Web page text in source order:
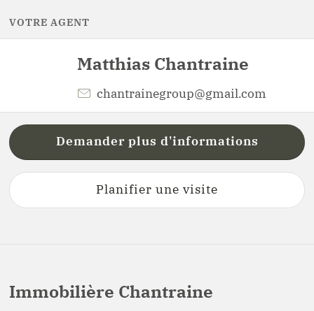
VOTRE AGENT
Matthias Chantraine
chantrainegroup@gmail.com
Demander plus d'informations
Planifier une visite
Immobilière Chantraine